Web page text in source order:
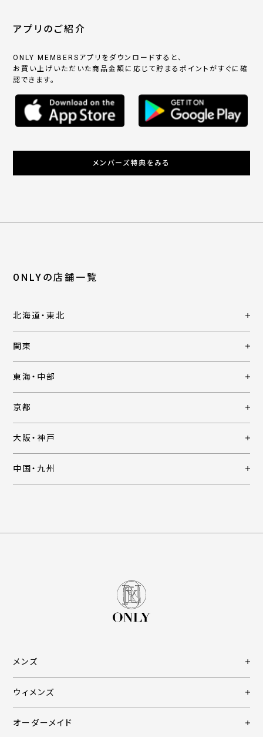
アプリのご紹介
ONLY MEMBERSアプリをダウンロードすると、
お買い上げいただいた商品金額に応じて貯まるポイントがすぐに確
認できます。
メンバーズ特典をみる
ONLYの店舗一覧
北海道・東北
関東
東海・中部
京都
大阪・神戸
中国・九州
メンズ
ウィメンズ
オーダーメイド